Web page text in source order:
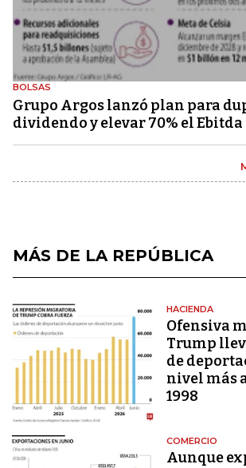
BOLSAS
Grupo Argos lanzó plan para
dividendo y elevar 70% el Ebitda
MÁS DE LA REPÚBLICA
HACIENDA
Ofensiva
Trump
de
nivel más
1998
COMERCIO
Aunque